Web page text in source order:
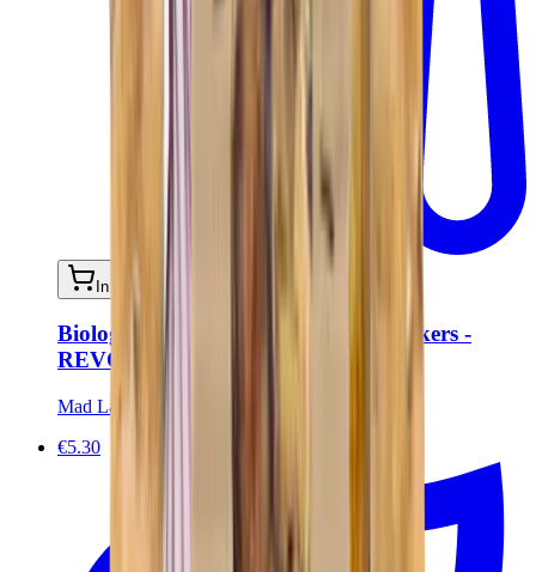
In mijn winkelwagen
Biologische tomaat en basilicum crackers -
REVOLUTION 909
Mad Lab
€5.30